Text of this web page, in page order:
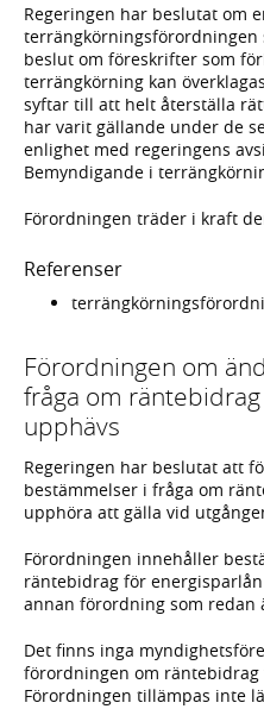
Regeringen har beslutat om
terrängkörningsförordningen
beslut om föreskrifter som
terrängkörning kan
syftar till att helt återställa
har varit gällande under de
enlighet med regeringens
Bemyndigande i
Förordningen träder i kraft
Referenser
Förordningen om
fråga om
upphävs
Regeringen har beslutat att
bestämmelser i fråga om
upphöra att gälla vid
Förordningen innehåller
räntebidrag för
annan förordning som redan
Det finns inga
förordningen om
Förordningen tillämpas inte